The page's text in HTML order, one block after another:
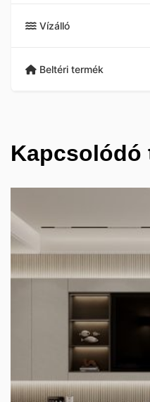
Vízálló
Beltéri termék
Kapcsolódó